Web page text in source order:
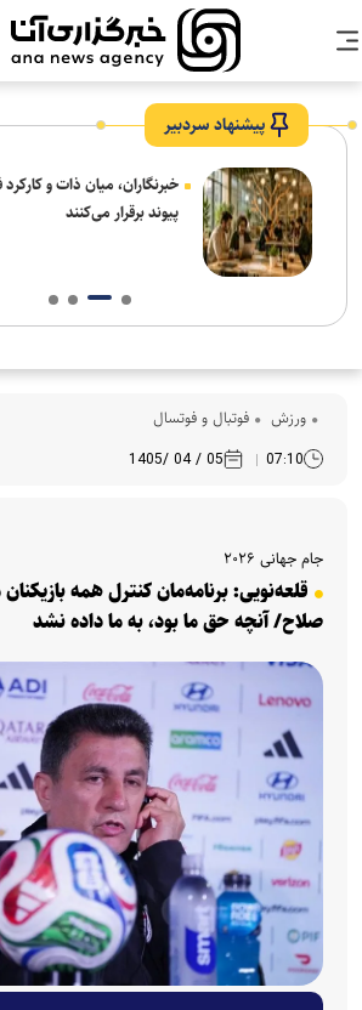
پیشنهاد سردبیر
خبرنگاران، میان ذات و
پیوند برقرار می‌کنند
ورزش فوتبال و فوتسال
07:10
05 / 04 /1405
جام جهانی ۲۰۲۶
قلعه‌نویی: برنامه‌مان کنترل همه
صلاح/ آنچه حق ما بود، به ما داده نشد